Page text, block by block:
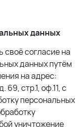
данных
своё согласие на
данных путём
на адрес:
69, стр.1, оф.11, с
персональных
уничтожение